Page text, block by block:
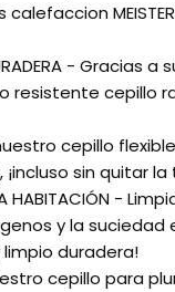
-
resistente cepillo
nuestro cepillo
sin quitar
LA HABITACIÓN -
y la
duradera!
cepillo